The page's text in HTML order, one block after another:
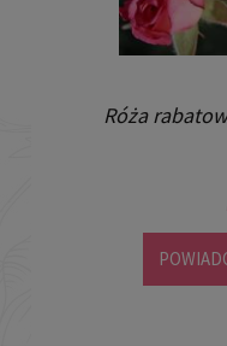
Róża